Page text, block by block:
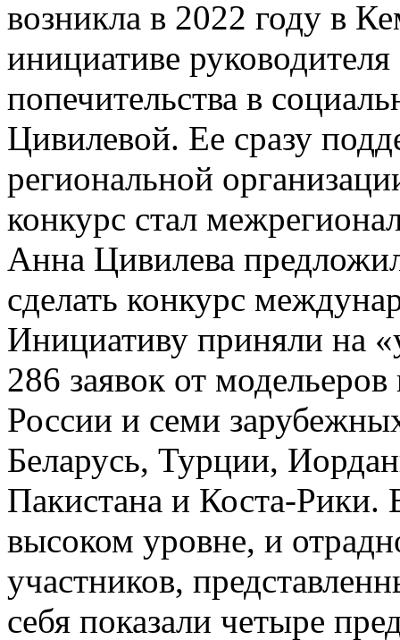
возникла в 2022 году в
инициативе
попечительства в
Цивилевой. Ее сразу
региональной
конкурс стал
Анна Цивилева
сделать конкурс
Инициативу приняли на
286 заявок от
России и семи
Беларусь, Турции,
Пакистана и Коста-
высоком уровне, и
участников,
себя показали четыре